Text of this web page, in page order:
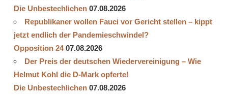
Die Unbestechlichen 07.08.2026
Republikaner wollen Fauci vor Gericht stellen – kippt
jetzt endlich der Pandemieschwindel?
Opposition 24 07.08.2026
Der Preis der deutschen Wiedervereinigung – Wie
Helmut Kohl die D‑Mark opferte!
Die Unbestechlichen 07.08.2026